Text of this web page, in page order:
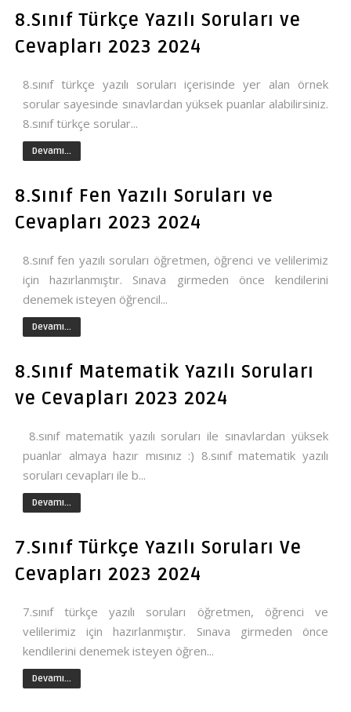
8.Sınıf Türkçe Yazılı Soruları ve
Cevapları 2023 2024
8.sınıf türkçe yazılı soruları içerisinde yer alan örnek
sorular sayesinde sınavlardan yüksek puanlar alabilirsiniz.
8.sınıf türkçe sorular...
Devamı...
8.Sınıf Fen Yazılı Soruları ve
Cevapları 2023 2024
8.sınıf fen yazılı soruları öğretmen, öğrenci ve velilerimiz
için hazırlanmıştır. Sınava girmeden önce kendilerini
denemek isteyen öğrencil...
Devamı...
8.Sınıf Matematik Yazılı Soruları
ve Cevapları 2023 2024
8.sınıf matematik yazılı soruları ile sınavlardan yüksek
puanlar almaya hazır mısınız :) 8.sınıf matematik yazılı
soruları cevapları ile b...
Devamı...
7.Sınıf Türkçe Yazılı Soruları Ve
Cevapları 2023 2024
7.sınıf türkçe yazılı soruları öğretmen, öğrenci ve
velilerimiz için hazırlanmıştır. Sınava girmeden önce
kendilerini denemek isteyen öğren...
Devamı...